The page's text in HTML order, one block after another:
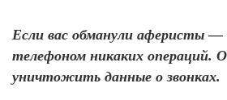
Если вас обманули аферисты —
телефоном никаких операций.
уничтожить данные о звонках.